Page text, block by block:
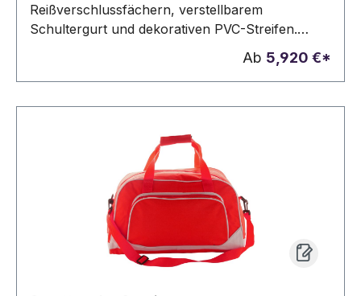
Reißverschlussfächern, verstellbarem
Schultergurt und dekorativen PVC-Streifen.
Material: 600D RPET Polyester (mit RPET-Label).
Ab 5,920 €*